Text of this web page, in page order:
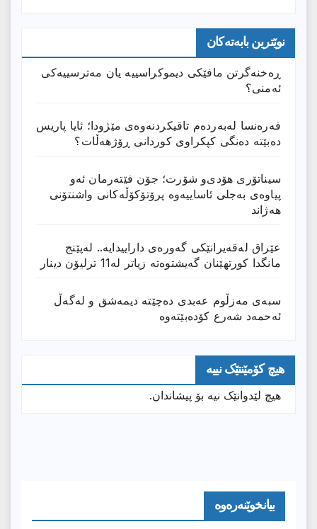
نوێترین بابەتەکان
ڕەخنەگرتن مافێکی دیموکراسییە یان مەترسییەکی
ئەمنی؟
فەرەنسا لەبەردەم تاقیکردنەوەی مێژودا؛ ئایا پاریس
دەبێتە دەنگی کپکراوی کوردانی ڕۆژھەڵات؟
سیناتۆری هۆدی‌و شۆرت؛ جۆن فێتەرمان ئەو
پیاوەی بەجلی ئاساییەوە پرۆتۆکۆڵەکانی واشنتۆنی
هەژاند
عێراق له‌قه‌یرانێكى گه‌وره‌ى داراییدایه‌.. له‌پێنج
مانگدا كورتهێنان گه‌یشتوه‌ته‌ زیاتر له‌11 ترلیۆن دینار
سبەی مەزڵوم عەبدی دەچێتە دیمەشق و لەگەڵ
ئەحمەد شەرع کۆدەبێتەوە
هیچ کۆمێنتێک نییە
هیچ لێدوانێک نیە بۆ پیشاندان.
بیانخوێنەرەوە